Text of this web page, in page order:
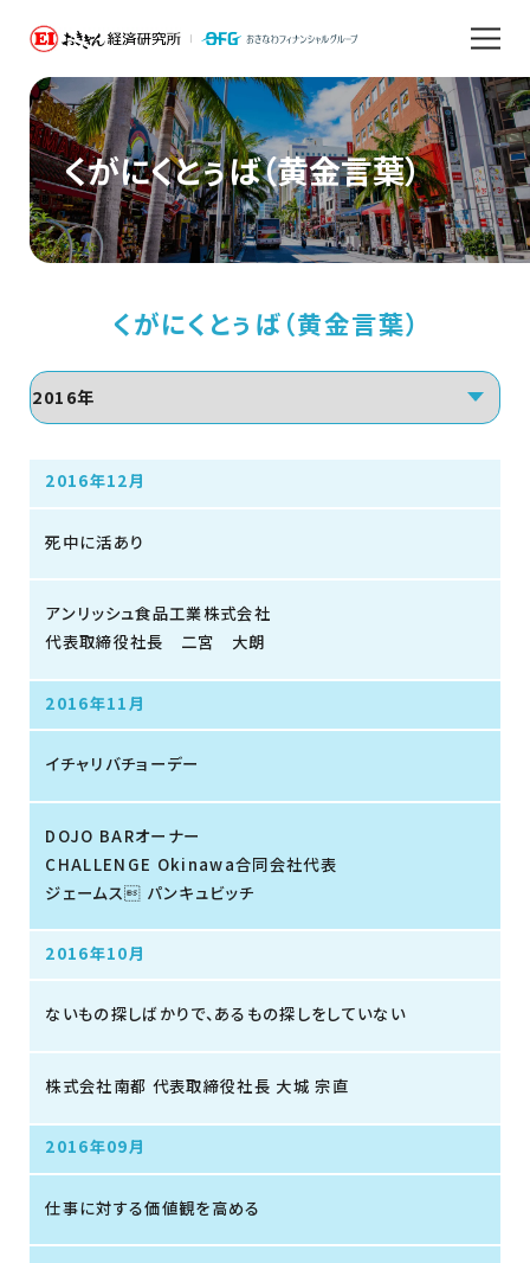
くがにくとぅば（黄金言葉）
くがにくとぅば（黄金言葉）
2016年12月
死中に活あり
アンリッシュ食品工業株式会社
代表取締役社長 二宮 大朗
2016年11月
イチャリバチョーデー
DOJO BARオーナー
CHALLENGE Okinawa合同会社代表
ジェームス パンキュビッチ
2016年10月
ないもの探しばかりで、あるもの探しをしていない
株式会社南都 代表取締役社長 大城 宗直
2016年09月
仕事に対する価値観を高める